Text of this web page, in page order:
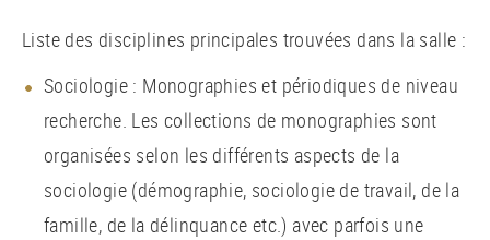
Liste des disciplines principales trouvées dans la salle :
Sociologie : Monographies et périodiques de niveau
recherche. Les collections de monographies sont
organisées selon les différents aspects de la
sociologie (démographie, sociologie de travail, de la
famille, de la délinquance etc.) avec parfois une